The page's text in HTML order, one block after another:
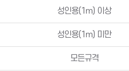
성인용(1m) 이상
성인용(1m) 미만
모든규격